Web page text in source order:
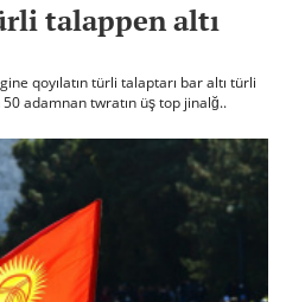
talappen altı
qoyılatın türli talaptarı bar altı türli
adamnan twratın üş top jinalğ..